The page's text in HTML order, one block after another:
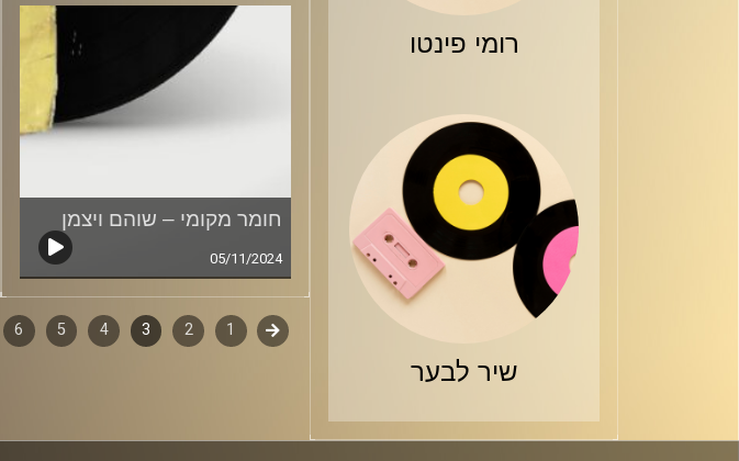
רומי פינטו
שיר לבער
חומר מקומי – שוהם ויצמן
05/11/2024
סגירה
דפדוף
קודם 1
2
3
4
5
6